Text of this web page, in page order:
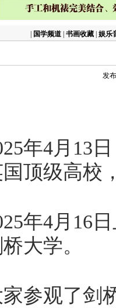
国学频道 书画收藏 娱乐
发
年4月13
顶级高校
年4月16
大学。
家参观了剑